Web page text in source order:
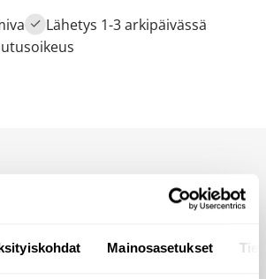
Mainosasetukset
Lähetys 1-3 arkipäivässä